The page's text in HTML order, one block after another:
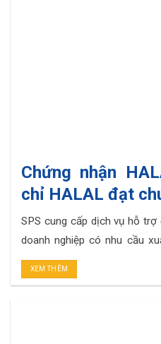
Chứng nhận
chỉ HALAL đạt
SPS cung cấp dịch vụ hỗ
doanh nghiệp có nhu cầu
sang thị trường Hồi giáo. TẠI
VỤ CỦA SPS Chứng chỉ
XEM THÊM